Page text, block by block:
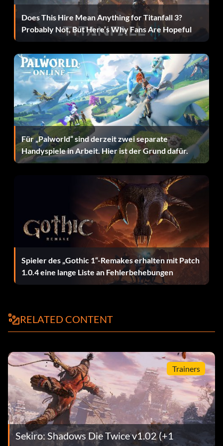
Beute fallen.
Schwierigkeitsgrad erhöhen:
Im Modus „New Game+“ erhältst du den Gegenstand
„Kuros Amulett“ bereits früh im Spiel, wenn du den
Zierbuchstaben einsammelst. Nachdem du Lord Kuro im
Turm getroffen und dein Hauptschwert erhalten hast,
hast du die Möglichkeit, Kuros Amulett abzugeben. Gib es
ab, um den Schwierigkeitsgrad zu erhöhen, indem du allen
Blöcken zusätzlichen Schaden zufügst. Außerdem
profitierst du von etwa 171 TP und 163 T zusätzlichem
Geld sowie XP. Um diesen Effekt rückgängig zu machen,
zurückzubekommen. Du kannst den Schwierigkeitsgrad
jedoch erst im nächsten „New Game+“ erneut erhöhen.
Bosskampf gegen die „Geheime Große Schlange“:
Der Schauplatz dieses Bosskampfes ist der Senpou-
Tempel im Gebiet des Berges Kongo, genauer gesagt das
Senpou-Tempel-Idol am Berg Kongo. Dieser Bosskampf ist
erst möglich, nachdem du das Ninjutsu “Puppenspieler”
besiegt hast. Außerdem musst du die Region „Sunken
Valley“ durchgespielt haben, damit die „Great Serpent“
Senpou-Idol am Berg Kongo (das erste in dieser Region).
Von dort aus springt ihr rechts die Klippe hinunter, um
einen einzelnen Gegner zu sehen, der neben einem Hebel
mit einem daran befestigten Drachen steht. Greift diesen
Gegner von hinten an und wendet die „Puppeteer“-
Fähigkeit auf ihn an. Er wird dann den Hebel betätigen, um
den Drachen zu bewegen und ihn in Position zu halten.
Geht anschließend durch den Mönchswald, durch den
Does This Hire Mean Anything for Titanfall 3?
Probably Not, But Here’s Why Fans Are Hopeful
Für „Palworld“ sind derzeit zwei separate
Handyspiele in Arbeit. Hier ist der Grund dafür.
Spieler des „Gothic 1“-Remakes erhalten mit Patch
1.0.4 eine lange Liste an Fehlerbehebungen
RELATED CONTENT
Trainers
Sekiro: Shadows Die Twice v1.02 (+1